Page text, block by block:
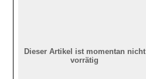
Dieser Artikel ist momentan nicht
vorrätig